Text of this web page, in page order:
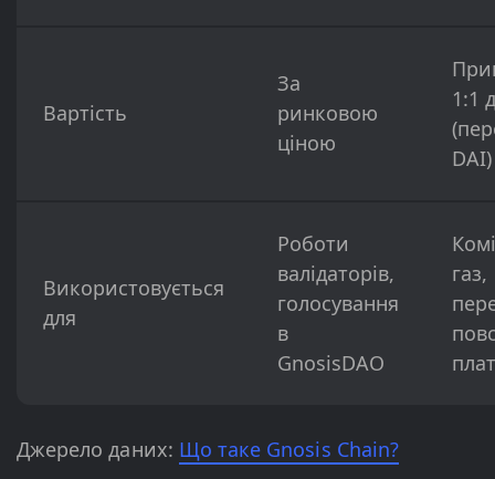
Вартість
За
ринковою
ціною
1:1
DAI)
Використовується
для
Роботи
валідаторів,
голосування
в
GnosisDAO
газ,
Джерело даних: Що таке Gnosis Chain?